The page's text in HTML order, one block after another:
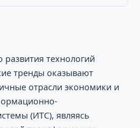
развития технологий
тренды оказывают
отрасли экономики и
(ИТС), являясь